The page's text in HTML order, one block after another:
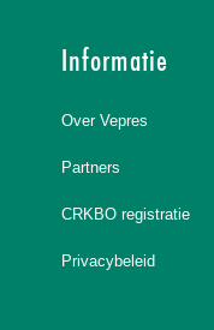
Informatie
Over Vepres
Partners
CRKBO registratie
Privacybeleid